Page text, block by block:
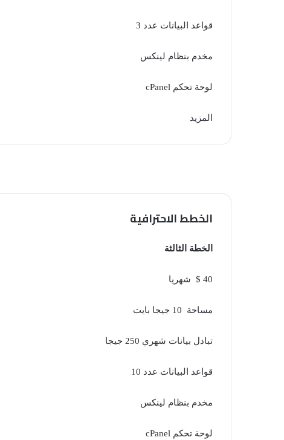
قواعد البيانات عدد 3
مخدم بنظام لينكس
لوحة تحكم cPanel
المزيد
الخطط الاحترافية
الخطة الثالثة
40 $ شهريا
مساحة 10 جيجا بايت
تبادل بيانات شهري 250 جيجا
قواعد البيانات عدد 10
مخدم بنظام لينكس
لوحة تحكم cPanel